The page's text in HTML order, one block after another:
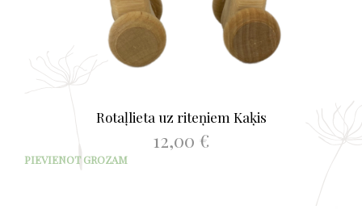
Rotaļlieta uz riteņiem Kaķis
12,00 €
PIEVIENOT GROZAM